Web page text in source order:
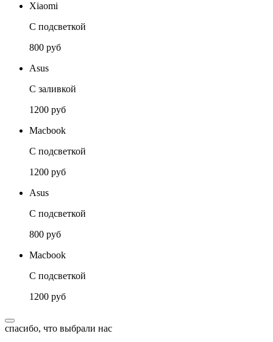
Xiaomi
С подсветкой
800 руб
Asus
С заливкой
1200 руб
Macbook
С подсветкой
1200 руб
Asus
С подсветкой
800 руб
Macbook
С подсветкой
1200 руб
спасибо, что выбрали нас